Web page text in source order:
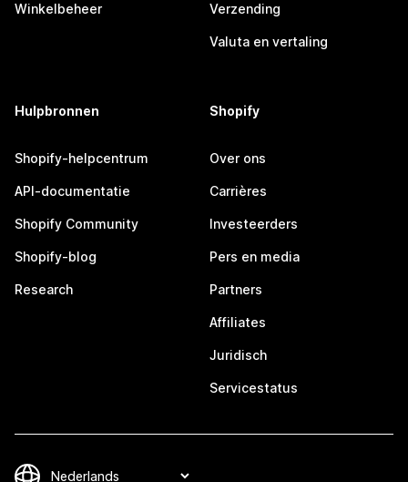
Winkelbeheer Verzending
Valuta en vertaling
Hulpbronnen
Shopify-helpcentrum
API-documentatie
Shopify Community
Shopify-blog
Research
Shopify
Over ons
Carrières
Investeerders
Pers en media
Partners
Affiliates
Juridisch
Servicestatus